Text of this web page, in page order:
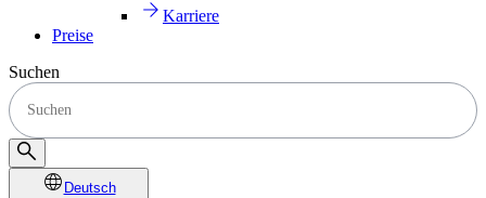
Karriere
Preise
Suchen
Deutsch